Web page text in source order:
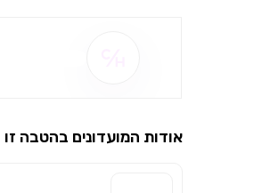
אודות המועדונים בהטבה זו